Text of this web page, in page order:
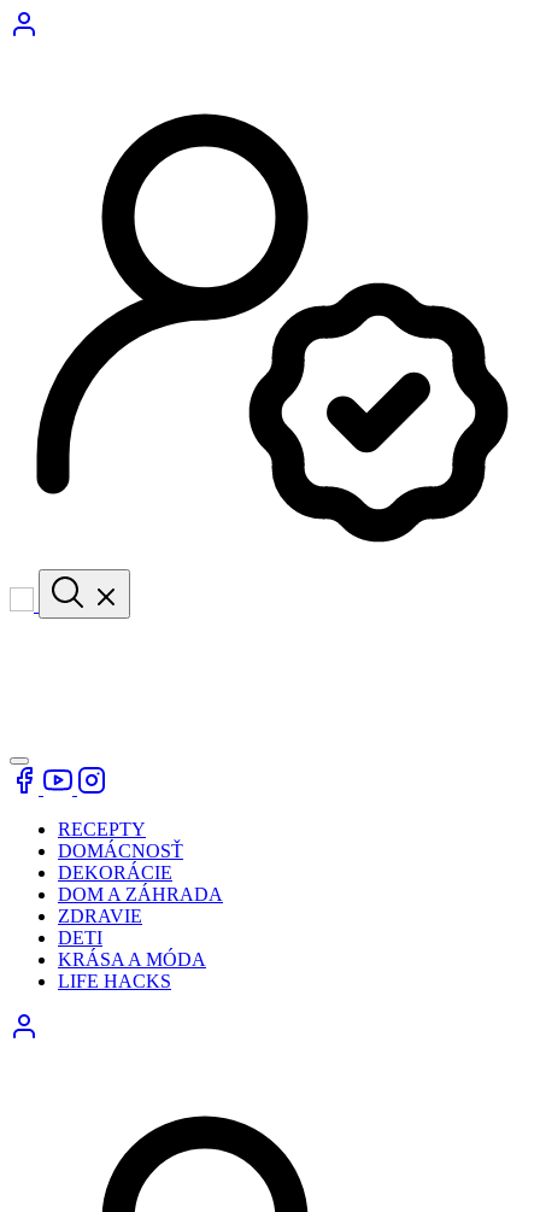
RECEPTY
DOMÁCNOSŤ
DEKORÁCIE
DOM A ZÁHRADA
ZDRAVIE
DETI
KRÁSA A MÓDA
LIFE HACKS